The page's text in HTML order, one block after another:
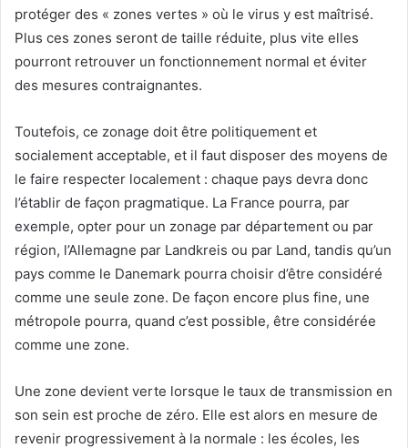
protéger des « zones vertes » où le virus y est maîtrisé.
Plus ces zones seront de taille réduite, plus vite elles
pourront retrouver un fonctionnement normal et éviter
des mesures contraignantes.
Toutefois, ce zonage doit être politiquement et
socialement acceptable, et il faut disposer des moyens de
le faire respecter localement : chaque pays devra donc
l’établir de façon pragmatique. La France pourra, par
exemple, opter pour un zonage par département ou par
région, l’Allemagne par Landkreis ou par Land, tandis qu’un
pays comme le Danemark pourra choisir d’être considéré
comme une seule zone. De façon encore plus fine, une
métropole pourra, quand c’est possible, être considérée
comme une zone.
Une zone devient verte lorsque le taux de transmission en
son sein est proche de zéro. Elle est alors en mesure de
revenir progressivement à la normale : les écoles, les